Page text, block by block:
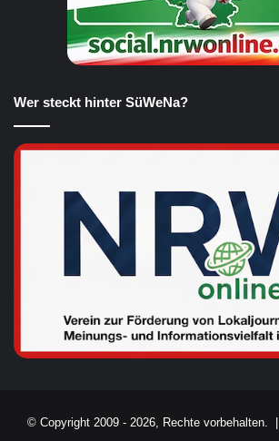
Wer steckt hinter SüWeNa?
© Copyright 2009 - 2026, Rechte vorbehalten. |